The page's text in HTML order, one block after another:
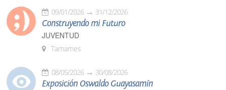
09/01/2026 31/12/2026
Construyendo mi Futuro
JUVENTUD
Tamames
08/05/2026 30/08/2026
Exposición Oswaldo Guayasamín